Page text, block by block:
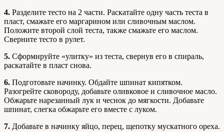
4. Разделите тесто на 2 части. Раскатайте одну часть теста в
пласт, смажьте его маргарином или сливочным маслом.
Положите второй слой теста, также смажьте его маслом.
Сверните тесто в рулет.
5. Сформируйте «улитку» из теста, свернув его в спираль,
раскатайте в пласт снова.
6. Подготовьте начинку. Обдайте шпинат кипятком.
Разогрейте сковороду, добавьте оливковое и сливочное масло.
Обжарьте нарезанный лук и чеснок до мягкости. Добавьте
шпинат, слегка обжарьте его вместе с луком.
7. Добавьте в начинку яйцо, перец, щепотку мускатного ореха.